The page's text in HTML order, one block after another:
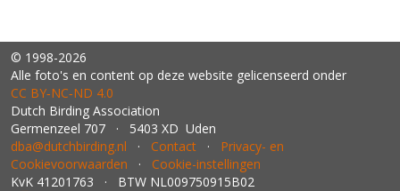
© 1998-2026
Alle foto's en content op deze website gelicenseerd onder
CC BY‑NC‑ND 4.0
Dutch Birding Association
Germenzeel 707 · 5403 XD Uden
dba@dutchbirding.nl · Contact · Privacy- en
Cookievoorwaarden · Cookie-instellingen
KvK 41201763 · BTW NL009750915B02